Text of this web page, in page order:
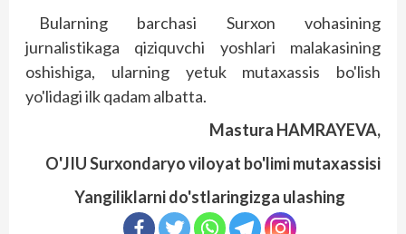
Bularning barchasi Surxon vohasining
jurnalistikaga qiziquvchi yoshlari malakasining
oshishiga, ularning yetuk mutaxassis bo'lish
yo'lidagi ilk qadam albatta.
Mastura HAMRAYEVA,
O'JIU Surxondaryo viloyat bo'limi mutaxassisi
Yangiliklarni do'stlaringizga ulashing